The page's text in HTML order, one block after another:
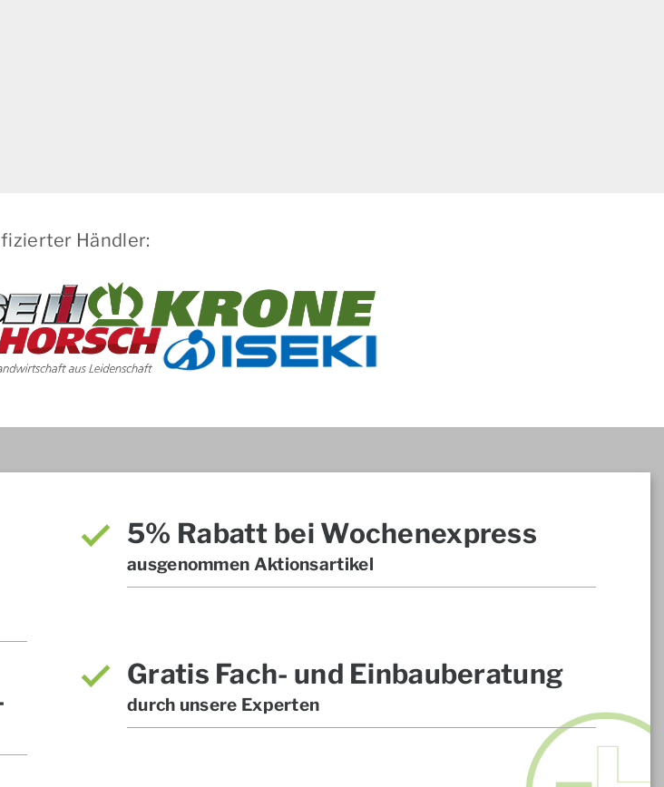
Händler:
5% Rabatt bei Wochenexpress
ausgenommen Aktionsartikel
Gratis Fach- und Einbauberatung
durch unsere Experten